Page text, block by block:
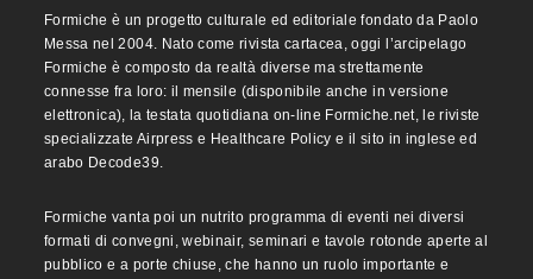
Formiche è un progetto culturale ed editoriale fondato da Paolo
Messa nel 2004. Nato come rivista cartacea, oggi l’arcipelago
Formiche è composto da realtà diverse ma strettamente
connesse fra loro: il mensile (disponibile anche in versione
elettronica), la testata quotidiana on-line Formiche.net, le riviste
specializzate Airpress e Healthcare Policy e il sito in inglese ed
arabo Decode39.
Formiche vanta poi un nutrito programma di eventi nei diversi
formati di convegni, webinair, seminari e tavole rotonde aperte al
pubblico e a porte chiuse, che hanno un ruolo importante e